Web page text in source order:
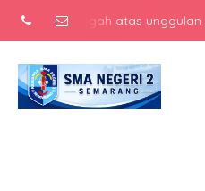
menengah atas unggulan